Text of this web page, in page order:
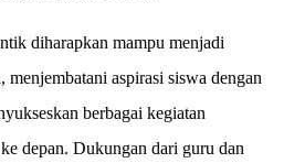
diharapkan mampu menjadi
menjembatani aspirasi siswa dengan
berbagai kegiatan
depan. Dukungan dari guru dan